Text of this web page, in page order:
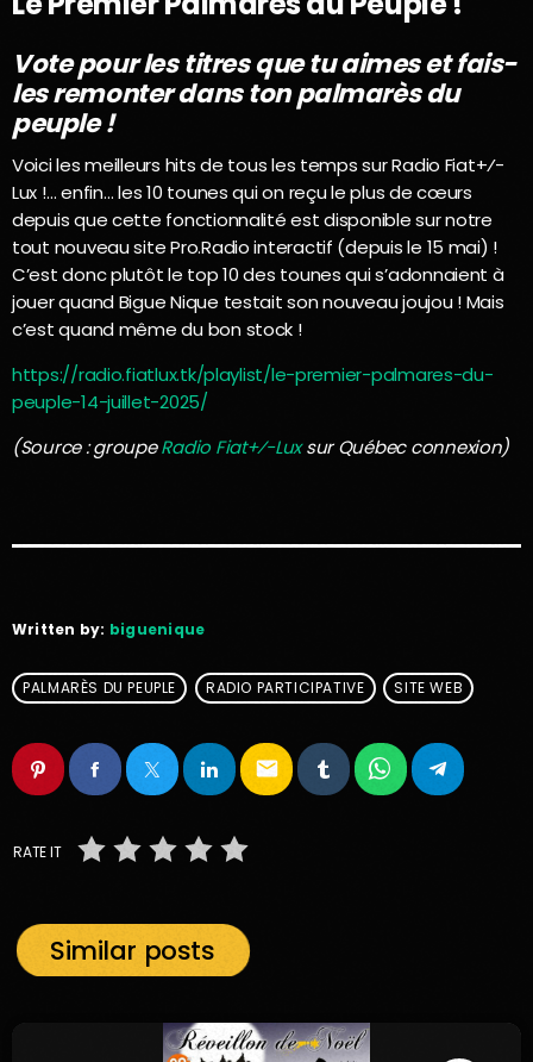
Vote pour les titres que tu aimes et fais-
les remonter dans ton palmarès du
peuple !
Voici les meilleurs hits de tous les temps sur Radio Fiat+⁄-
Lux !… enfin… les 10 tounes qui on reçu le plus de cœurs
depuis que cette fonctionnalité est disponible sur notre
tout nouveau site Pro.Radio interactif (depuis le 15 mai) !
C’est donc plutôt le top 10 des tounes qui s’adonnaient à
jouer quand Bigue Nique testait son nouveau joujou ! Mais
c’est quand même du bon stock !
https://radio.fiatlux.tk/playlist/le-premier-palmares-du-
peuple-14-juillet-2025/
(Source : groupeRadio Fiat+⁄-Luxsur Québec connexion)
Written by: biguenique
PALMARÈS DU PEUPLE RADIO PARTICIPATIVE SITE WEB
email
RATE IT
Similar posts